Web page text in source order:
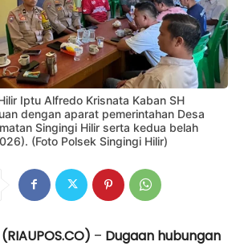
Iptu Alfredo Krisnata Kaban SH
dengan aparat pemerintahan Desa
Singingi Hilir serta kedua belah
(Foto Polsek Singingi Hilir)
– Dugaan hubungan